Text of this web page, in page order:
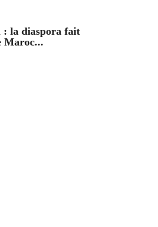
: la diaspora fait
Maroc...